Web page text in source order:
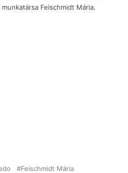
Feischmidt Mária.
Feischmidt Mária